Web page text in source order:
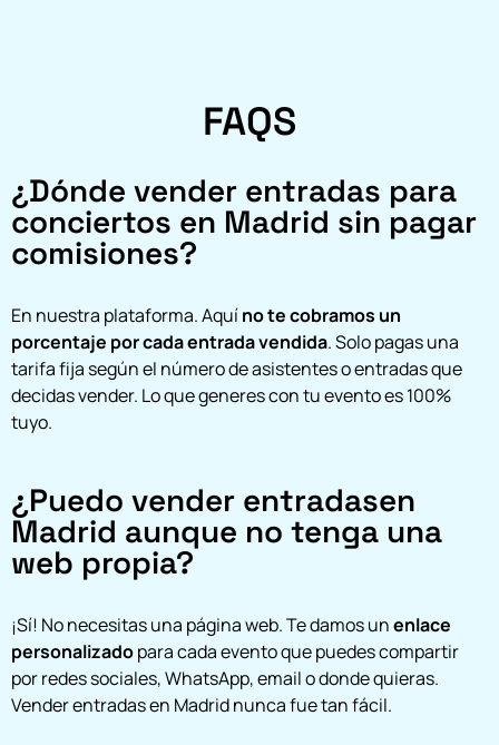
FAQS
¿Dónde vender entradas para
conciertos en Madrid sin pagar
comisiones?
En nuestra plataforma. Aquíno te cobramos un
porcentaje por cada entrada vendida. Solo pagas una
tarifa fija según el número de asistentes o entradas que
decidas vender. Lo que generes con tu evento es 100%
tuyo.
¿Puedo vender entradasen
Madrid aunque no tenga una
web propia?
¡Sí! No necesitas una página web. Te damos unenlace
personalizadopara cada evento que puedes compartir
por redes sociales, WhatsApp, email o donde quieras.
Vender entradas en Madrid nunca fue tan fácil.